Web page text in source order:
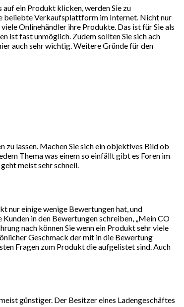
ein Produkt klicken, werden Sie zu
beliebte Verkaufsplattform im Internet. Nicht nur
Onlinehändler ihre Produkte. Das ist für Sie als
ist fast unmöglich. Zudem sollten Sie sich ach
auch sehr wichtig. Weitere Gründe für den
zu lassen. Machen Sie sich ein objektives Bild ob
Thema was einem so einfällt gibt es Foren im
meist sehr schnell.
nur einige wenige Bewertungen hat, und
in den Bewertungen schreiben, „Mein CO
nach können Sie wenn ein Produkt sehr viele
Geschmack der mit in die Bewertung
Fragen zum Produkt die aufgelistet sind. Auch
günstiger. Der Besitzer eines Ladengeschäftes